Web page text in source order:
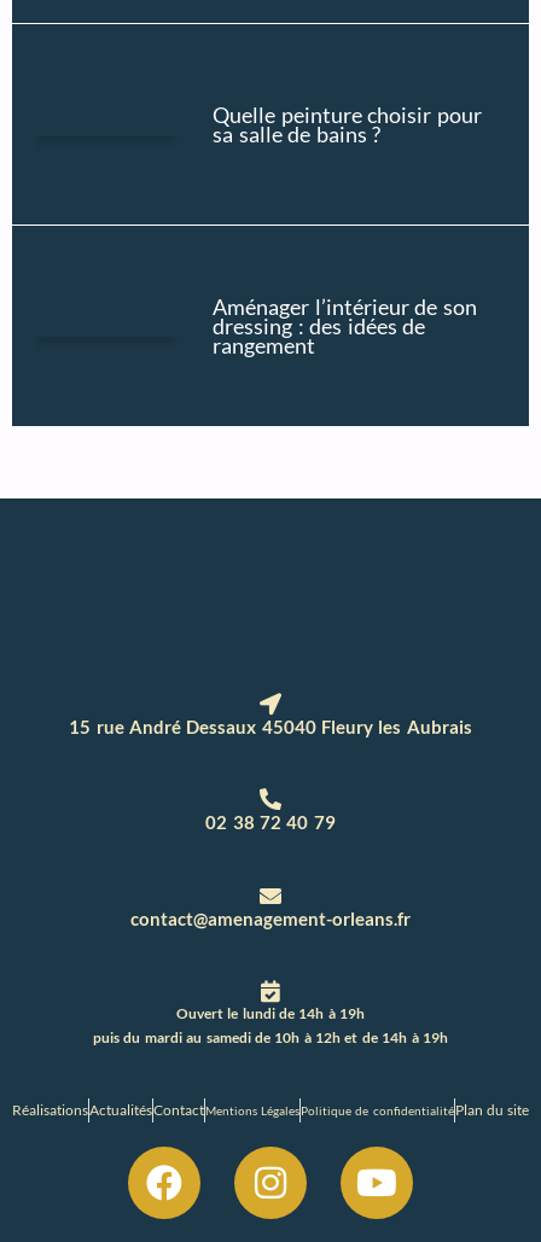
Quelle peinture choisir pour
sa salle de bains ?
Aménager l’intérieur de son
dressing : des idées de
rangement
15 rue André Dessaux 45040 Fleury les Aubrais
02 38 72 40 79
contact@amenagement-orleans.fr
Ouvert le lundi de 14h à 19h
puis du mardi au samedi de 10h à 12h et de 14h à 19h
RéalisationsActualitésContactMentions LégalesPolitique de confidentialitéPlan du site